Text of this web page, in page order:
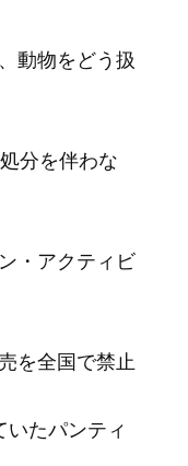
動物をどう扱
分を伴わな
・アクティビ
を全国で禁止
たパンティ